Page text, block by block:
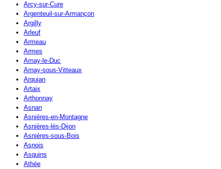
Arcy-sur-Cure
Argenteuil-sur-Armançon
Argilly
Arleuf
Armeau
Armes
Arnay-le-Duc
Arnay-sous-Vitteaux
Arquian
Artaix
Arthonnay
Asnan
Asnières-en-Montagne
Asnières-lès-Dijon
Asnières-sous-Bois
Asnois
Asquins
Athée